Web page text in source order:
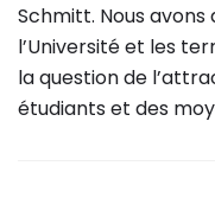
Schmitt. Nous
l’Université et les
la question de
étudiants et des